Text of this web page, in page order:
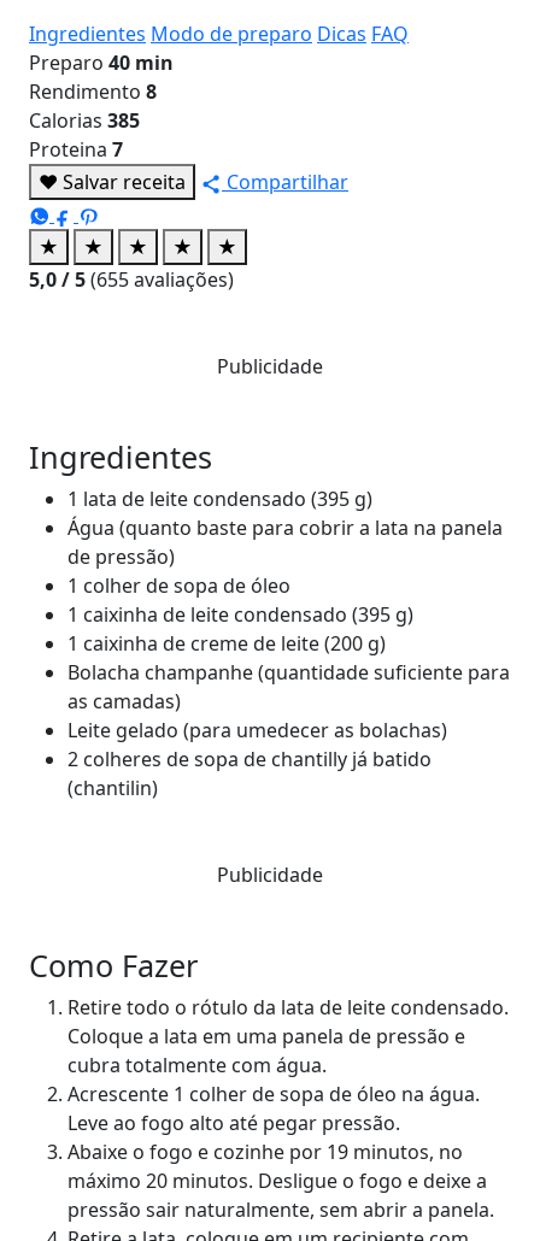
Ingredientes Modo de preparo Dicas FAQ
Preparo 40 min
Rendimento 8
Calorias 385
Proteina 7
♥ Salvar receita Compartilhar
★ ★ ★ ★
★
5,0/ 5(655avaliações)
Publicidade
Ingredientes
1 lata de leite condensado (395 g)
Água (quanto baste para cobrir a lata na panela
de pressão)
1 colher de sopa de óleo
1 caixinha de leite condensado (395 g)
1 caixinha de creme de leite (200 g)
Bolacha champanhe (quantidade suficiente para
as camadas)
Leite gelado (para umedecer as bolachas)
2 colheres de sopa de chantilly já batido
(chantilin)
Publicidade
Como Fazer
Retire todo o rótulo da lata de leite condensado.
Coloque a lata em uma panela de pressão e
cubra totalmente com água.
Acrescente 1 colher de sopa de óleo na água.
Leve ao fogo alto até pegar pressão.
Abaixe o fogo e cozinhe por 19 minutos, no
máximo 20 minutos. Desligue o fogo e deixe a
pressão sair naturalmente, sem abrir a panela.